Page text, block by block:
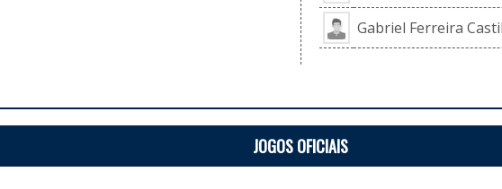
Gabriel Ferreira
JOGOS OFICIAIS